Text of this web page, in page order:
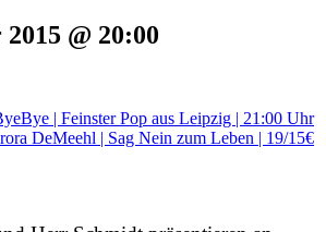
@ 20:00
| Feinster Pop aus Leipzig | 21:00 Uhr
DeMeehl | Sag Nein zum Leben | 19/15€